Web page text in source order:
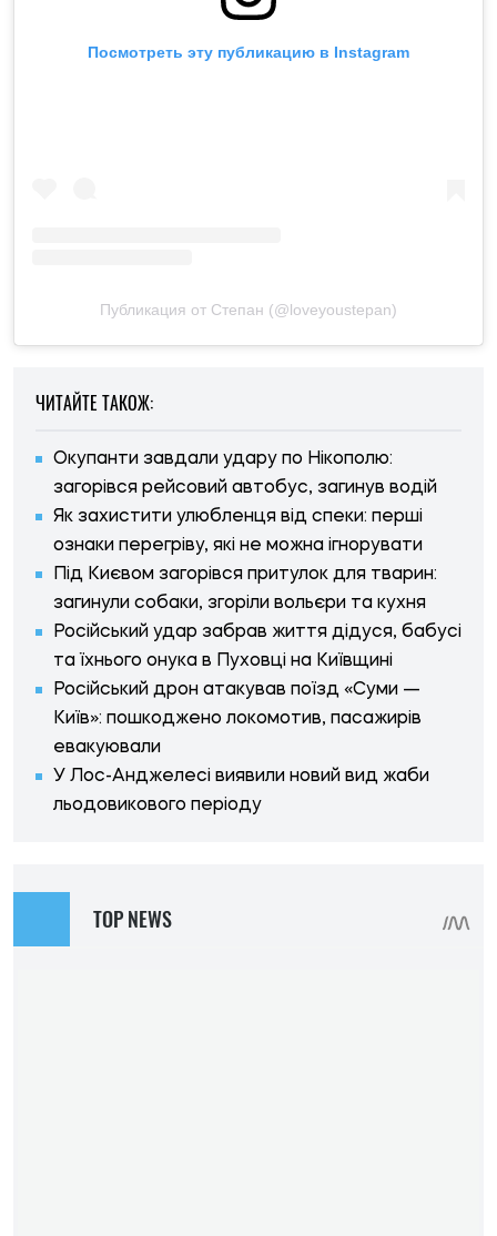
Посмотреть эту публикацию в Instagram
Публикация от Степан (@loveyoustepan)
ЧИТАЙТЕ ТАКОЖ:
Окупанти завдали удару по Нікополю:
загорівся рейсовий автобус, загинув водій
Як захистити улюбленця від спеки: перші
ознаки перегріву, які не можна ігнорувати
Під Києвом загорівся притулок для тварин:
загинули собаки, згоріли вольєри та кухня
Російський удар забрав життя дідуся, бабусі
та їхнього онука в Пуховці на Київщині
Російський дрон атакував поїзд «Суми —
Київ»: пошкоджено локомотив, пасажирів
евакуювали
У Лос-Анджелесі виявили новий вид жаби
льодовикового періоду